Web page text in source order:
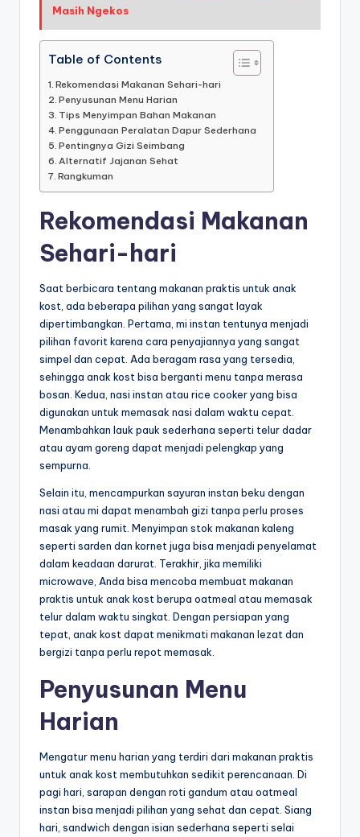
Masih Ngekos
Table of Contents
Rekomendasi Makanan Sehari-hari
Penyusunan Menu Harian
Tips Menyimpan Bahan Makanan
Penggunaan Peralatan Dapur Sederhana
Pentingnya Gizi Seimbang
Alternatif Jajanan Sehat
Rangkuman
Rekomendasi Makanan
Sehari-hari
Saat berbicara tentang makanan praktis untuk anak
kost, ada beberapa pilihan yang sangat layak
dipertimbangkan. Pertama, mi instan tentunya menjadi
pilihan favorit karena cara penyajiannya yang sangat
simpel dan cepat. Ada beragam rasa yang tersedia,
sehingga anak kost bisa berganti menu tanpa merasa
bosan. Kedua, nasi instan atau rice cooker yang bisa
digunakan untuk memasak nasi dalam waktu cepat.
Menambahkan lauk pauk sederhana seperti telur dadar
atau ayam goreng dapat menjadi pelengkap yang
sempurna.
Selain itu, mencampurkan sayuran instan beku dengan
nasi atau mi dapat menambah gizi tanpa perlu proses
masak yang rumit. Menyimpan stok makanan kaleng
seperti sarden dan kornet juga bisa menjadi penyelamat
dalam keadaan darurat. Terakhir, jika memiliki
microwave, Anda bisa mencoba membuat makanan
praktis untuk anak kost berupa oatmeal atau memasak
telur dalam waktu singkat. Dengan persiapan yang
tepat, anak kost dapat menikmati makanan lezat dan
bergizi tanpa perlu repot memasak.
Penyusunan Menu
Harian
Mengatur menu harian yang terdiri dari makanan praktis
untuk anak kost membutuhkan sedikit perencanaan. Di
pagi hari, sarapan dengan roti gandum atau oatmeal
instan bisa menjadi pilihan yang sehat dan cepat. Siang
hari, sandwich dengan isian sederhana seperti selai